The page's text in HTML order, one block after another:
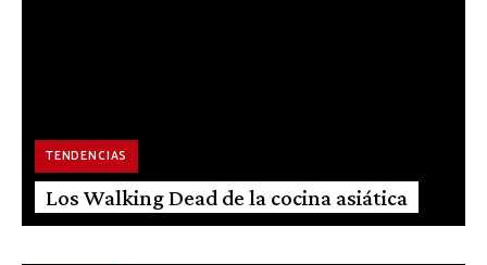
TENDENCIAS
Los Walking Dead de la cocina asiática